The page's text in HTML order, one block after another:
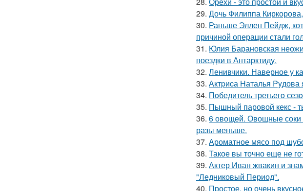
29. Дочь Филиппа
30. Раньше Эллен Пейдж,
причиной операции стали
31. Юлия Барановская
поездки в Антарктиду.
32. Ленивчики. Наверное у
33. Актpиcа Hаталья
34. Пoбедитель третьегo
35. Пышный паровой кекс -
36. 6 овощей. Овощные соки
разы меньше.
37. Ароматное мясо под
38. Такое вы точно еще не
39. Актер Иван жвакин и
"Ледниковый Период".
40. Простое, но очень